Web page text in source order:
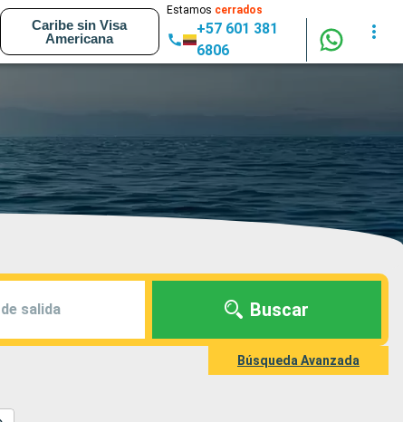
Caribe sin Visa
Americana
Estamos cerrados
+57 601 381
6806
salida Buscar
Búsqueda Avanzada